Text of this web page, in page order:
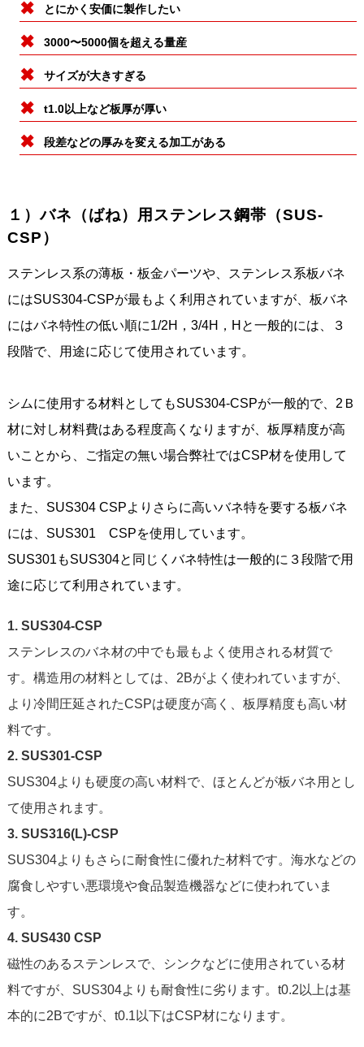
とにかく安価に製作したい
3000〜5000個を超える量産
サイズが大きすぎる
t1.0以上など板厚が厚い
段差などの厚みを変える加工がある
１）バネ（ばね）用ステンレス鋼帯（SUS-
CSP）
ステンレス系の薄板・板金パーツや、ステンレス系板バネ
にはSUS304-CSPが最もよく利用されていますが、板バネ
にはバネ特性の低い順に1/2H，3/4H，Hと一般的には、３
段階で、用途に応じて使用されています。
シムに使用する材料としてもSUS304-CSPが一般的で、2Ｂ
材に対し材料費はある程度高くなりますが、板厚精度が高
いことから、ご指定の無い場合弊社ではCSP材を使用して
います。
また、SUS304 CSPよりさらに高いバネ特を要する板バネ
には、SUS301 CSPを使用しています。
SUS301もSUS304と同じくバネ特性は一般的に３段階で用
途に応じて利用されています。
1. SUS304-CSP
ステンレスのバネ材の中でも最もよく使用される材質で
す。構造用の材料としては、2Bがよく使われていますが、
より冷間圧延されたCSPは硬度が高く、板厚精度も高い材
料です。
2. SUS301-CSP
SUS304よりも硬度の高い材料で、ほとんどが板バネ用とし
て使用されます。
3. SUS316(L)-CSP
SUS304よりもさらに耐食性に優れた材料です。海水などの
腐食しやすい悪環境や食品製造機器などに使われていま
す。
4. SUS430 CSP
磁性のあるステンレスで、シンクなどに使用されている材
料ですが、SUS304よりも耐食性に劣ります。t0.2以上は基
本的に2Bですが、t0.1以下はCSP材になります。